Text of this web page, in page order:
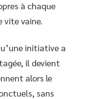
à chaque
vaine.
initiative a
il devient
alors le
sans